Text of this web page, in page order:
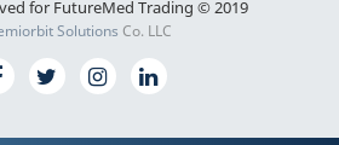
for FutureMed Trading © 2019
Solutions Co. LLC